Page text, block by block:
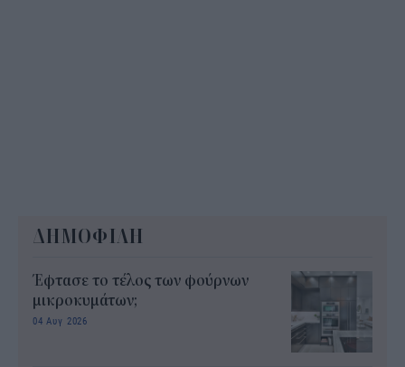
ΔΗΜΟΦΙΛΗ
Έφτασε το τέλος των φούρνων
μικροκυμάτων;
04 Αυγ 2026